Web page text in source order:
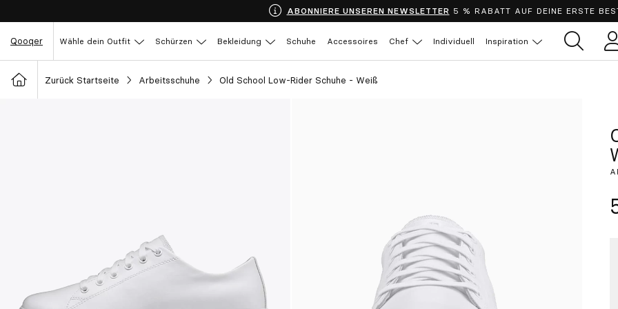
ABONNIERE UNSEREN NEWSLETTER 5 % RABATT AUF DEINE ERSTE
Qooqer Wähle dein Outfit Schürzen Bekleidung Schuhe Accessoires Chef Individuell Inspiration
Zurück Startseite Arbeitsschuhe Old School Low-Rider Schuhe - Weiß